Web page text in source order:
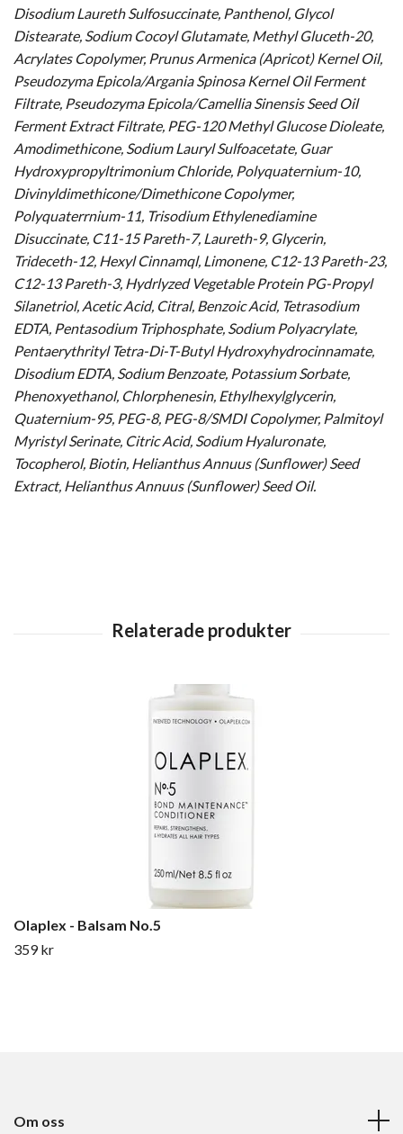
Disodium Laureth Sulfosuccinate, Panthenol, Glycol
Distearate, Sodium Cocoyl Glutamate, Methyl Gluceth-20,
Acrylates Copolymer, Prunus Armenica (Apricot) Kernel Oil,
Pseudozyma Epicola/Argania Spinosa Kernel Oil Ferment
Filtrate, Pseudozyma Epicola/Camellia Sinensis Seed Oil
Ferment Extract Filtrate, PEG-120 Methyl Glucose Dioleate,
Amodimethicone, Sodium Lauryl Sulfoacetate, Guar
Hydroxypropyltrimonium Chloride, Polyquaternium-10,
Divinyldimethicone/Dimethicone Copolymer,
Polyquaterrnium-11, Trisodium Ethylenediamine
Disuccinate, C11-15 Pareth-7, Laureth-9, Glycerin,
Trideceth-12, Hexyl Cinnamql, Limonene, C12-13 Pareth-23,
C12-13 Pareth-3, Hydrlyzed Vegetable Protein PG-Propyl
Silanetriol, Acetic Acid, Citral, Benzoic Acid, Tetrasodium
EDTA, Pentasodium Triphosphate, Sodium Polyacrylate,
Pentaerythrityl Tetra-Di-T-Butyl Hydroxyhydrocinnamate,
Disodium EDTA, Sodium Benzoate, Potassium Sorbate,
Phenoxyethanol, Chlorphenesin, Ethylhexylglycerin,
Quaternium-95, PEG-8, PEG-8/SMDI Copolymer, Palmitoyl
Myristyl Serinate, Citric Acid, Sodium Hyaluronate,
Tocopherol, Biotin, Helianthus Annuus (Sunflower) Seed
Extract, Helianthus Annuus (Sunflower) Seed Oil.
Olaplex - Balsam No.5
359 kr
Om oss